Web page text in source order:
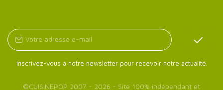
Inscrivez-vous à notre newsletter pour recevoir notre actualité.
©CUISINEPOP 2007 - 2026 - Site 100% indépendant et